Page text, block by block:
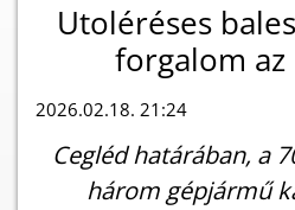
Utoléréses
forgalom az
2026.02.18. 21:24
Cegléd határában, a
három gépjármű